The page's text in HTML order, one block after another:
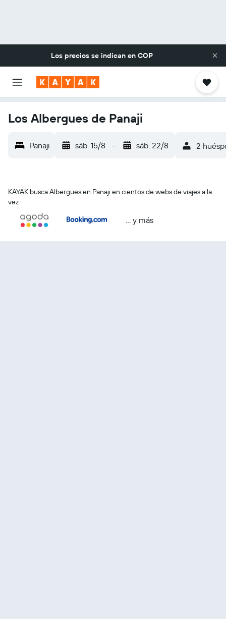
Los precios se indican en COP
Los Albergues de Panaji
Panaji sáb. 15/8 - sáb. 22/8 2
KAYAK busca Albergues en Panaji en cientos de webs de viajes a la
vez
… y más